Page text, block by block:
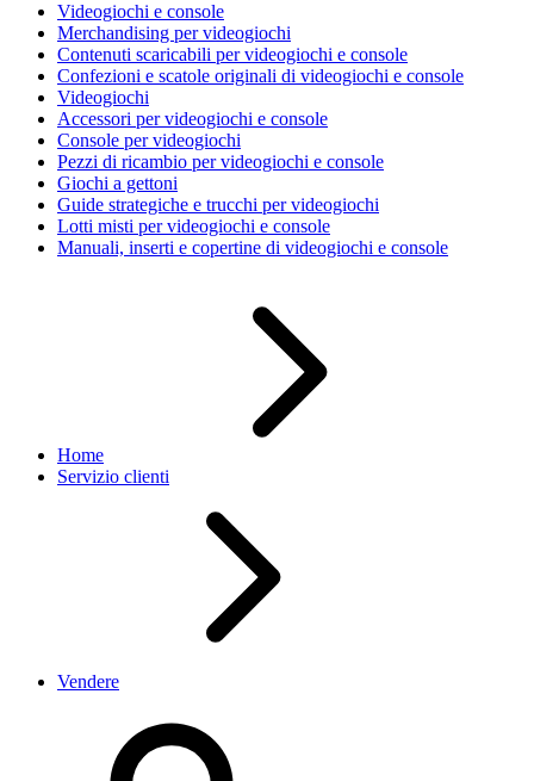
Videogiochi e console
Merchandising per videogiochi
Contenuti scaricabili per videogiochi e console
Confezioni e scatole originali di videogiochi e console
Videogiochi
Accessori per videogiochi e console
Console per videogiochi
Pezzi di ricambio per videogiochi e console
Giochi a gettoni
Guide strategiche e trucchi per videogiochi
Lotti misti per videogiochi e console
Manuali, inserti e copertine di videogiochi e console
Home
Servizio clienti
Vendere